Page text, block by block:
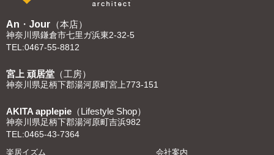
An・Jour （本店）
神奈川県鎌倉市七里ガ浜東2-32-5
TEL:0467-55-8812
宮上 頑居堂 （工房）
神奈川県足柄下郡湯河原町宮上773-151
AKITA applepie （Lifestyle Shop）
神奈川県足柄下郡湯河原町吉浜982
TEL:0465-43-7364
楽居イズム 会社案内